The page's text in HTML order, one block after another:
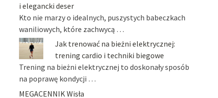
i elegancki deser
Kto nie marzy o idealnych, puszystych babeczkach
waniliowych, które zachwycą …
Jak trenować na bieżni elektrycznej:
trening cardio i techniki biegowe
Trening na bieżni elektrycznej to doskonały sposób
na poprawę kondycji …
MEGACENNIK Wisła